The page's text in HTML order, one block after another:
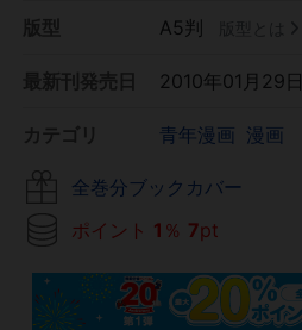
A5判
2010年01月29日
青年漫画 漫画
全巻分ブックカバー
ポイント 1 ％ 7pt